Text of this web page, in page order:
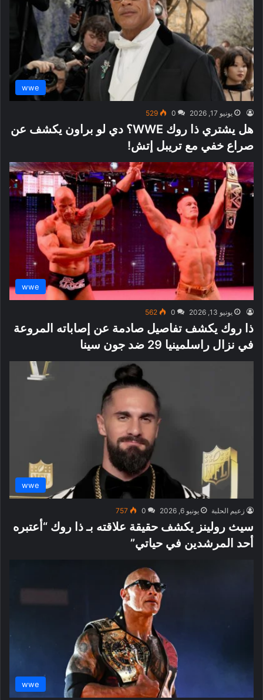
wwe
يونيو 17, 2026 0
529
هل يشتري ذا روك WWE؟ دي لو براون يكشف عن
صراع خفي مع تريبل إتش!
wwe
يونيو 13, 2026 0
562
ذا روك يكشف تفاصيل صادمة عن إصاباته المروعة
في نزال راسلمينيا 29 ضد جون سينا
wwe
زعيم الحلبة يونيو 6, 2026 0
757
سيث رولينز يكشف حقيقة علاقته بـ ذا روك “أعتبره
أحد المرشدين في حياتي”
wwe